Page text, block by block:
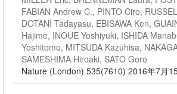
FABIAN Andrew C., PINTO Ciro,
DOTANI Tadayasu, EBISAWA Ken,
Hajime, INOUE Yoshiyuki, ISHIDA
Yoshitomo, MITSUDA Kazuhisa,
SAMESHIMA Hiroaki, SATO Goro
Nature (London) 535(7610) 2016年7月